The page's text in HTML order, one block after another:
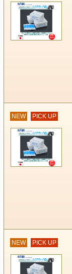
NEW PICK UP
NEW PICK UP